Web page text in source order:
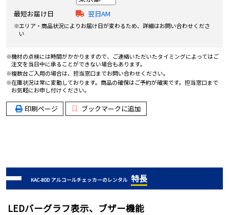
最短お届け日
翌日AM
エリア・商品状況によりお届け日が変わるため、詳細はお問い合わせくださ
い
機材の点検には時間がかかりますので、ご連絡いただいたタイミングによってはご
注文を当日中に承ることができない場合もあります。
複数台ご入用の場合は、担当窓口までお問い合わせください。
在庫状況は常に変動しております。商品の確保はご予約が確実です。担当窓口まで
お気軽にお申し付けください。
印刷ページ ブックマークに追加
KAC-80D アルコールチェッカーのレンタル 特長
LEDバーグラフ表示、ブザー機能